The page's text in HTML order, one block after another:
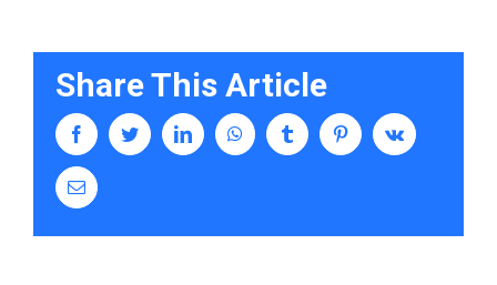
Share This Article
FacebookTwitterLinkedInWhatsappTumblr PinterestVk
Email